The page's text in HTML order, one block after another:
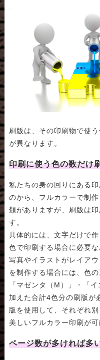
刷版は、その印刷物で使
が異なります。
印刷に使う色の数だけ
私たちの身の回りにある
のから、フルカラーで制
類がありますが、刷版は
す。
具体的には、文字だけで
色で印刷する場合に必要
写真やイラストがレイア
を制作する場合には、色
「マゼンタ（M）」・「
加えた合計4色分の刷版が
版を使用して、それぞれ
美しいフルカラー印刷が可
ページ数が多ければ多